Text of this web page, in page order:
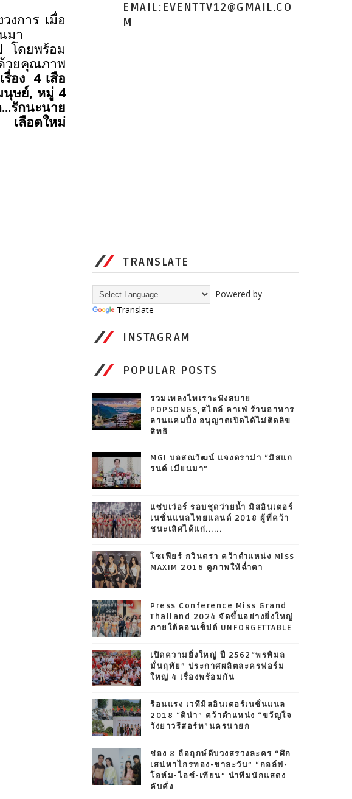
งการ เมื่อ
มา
โดยพร้อม
วยคุณภาพ
เรื่อง 4 เสือ
นุษย์, หมู่ 4
รักนะนาย
เลือดใหม่
EMAIL:EVENTTV12@GMAIL.CO
M
TRANSLATE
Powered by
Translate
INSTAGRAM
POPULAR POSTS
รวมเพลงไพเราะฟังสบาย
POPSONGS,สไตล์ คาเฟ่ ร้านอาหาร
ลานแคมปิ้ง อนุญาตเปิดได้ไม่ติดลิข
สิทธิ
MGI บอสณวัฒน์ แจงดราม่า “มิสแก
รนด์ เมียนมา”
แซ่บเว่อร์ รอบชุดว่ายน้ำ มิสอินเตอร์
เนชั่นแนลไทยแลนด์ 2018 ผู้ที่คว้า
ชนะเลิศได้แก่......
โซเฟียร์ กวินตรา คว้าตำแหน่ง Miss
MAXIM 2016 ดูภาพให้ฉ่ำตา
Press Conference Miss Grand
Thailand 2024 จัดขึ้นอย่างยิ่งใหญ่
ภายใต้คอนเซ็ปต์ UNFORGETTABLE
เปิดความยิ่งใหญ่ ปี 2562“พรพิมล
มั่นฤทัย” ประกาศผลิตละครฟอร์ม
ใหญ่ 4 เรื่องพร้อมกัน
ร้อนแรง เวทีมิสอินเตอร์เนชั่นแนล
2018 “ติน่า” คว้าตำแหน่ง “ขวัญใจ
วังยาวรีสอร์ท”นครนายก
ช่อง 8 ถือฤกษ์ดีบวงสรวงละคร “ศึก
เสน่หาไกรทอง-ชาละวัน” “กอล์ฟ-
โอห์ม-ไอซ์-เทียน” นำทีมนักแสดง
คับคั่ง